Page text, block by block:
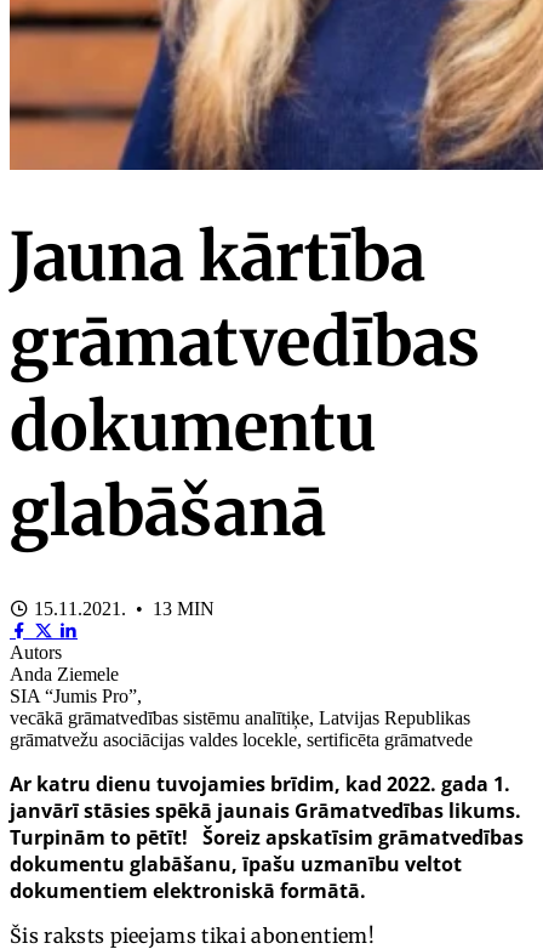
Jauna kārtība
grāmatvedības
dokumentu
glabāšanā
15.11.2021. • 13 MIN
Autors
Anda Ziemele
SIA “Jumis Pro”,
vecākā grāmatvedības sistēmu analītiķe, Latvijas Republikas
grāmatvežu asociācijas valdes locekle, sertificēta grāmatvede
Ar katru dienu tuvojamies brīdim, kad 2022. gada 1.
janvārī stāsies spēkā jaunais Grāmatvedības likums.
Turpinām to pētīt! Šoreiz apskatīsim grāmatvedības
dokumentu glabāšanu, īpašu uzmanību veltot
dokumentiem elektroniskā formātā.
Šis raksts pieejams tikai abonentiem!